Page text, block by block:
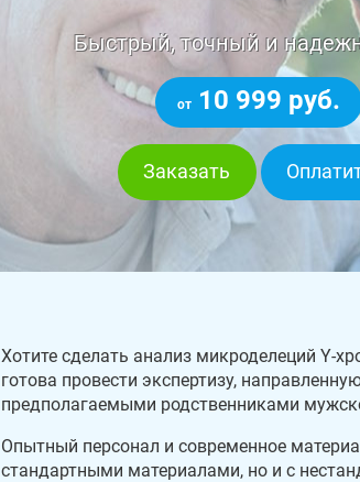
Быстрый, точный и
от 10 999 руб.
Заказать
Хотите сделать анализ микроделеций Y-
готова провести экспертизу,
предполагаемыми родственниками
Опытный персонал и современное
стандартными материалами, но и с